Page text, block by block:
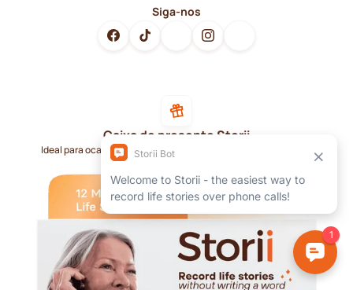
Siga-nos
Caixa de presente Storii
Ideal para ocasiões especiais, como Dia das Mães, Dia dos Pais,
aniversários e feriados.